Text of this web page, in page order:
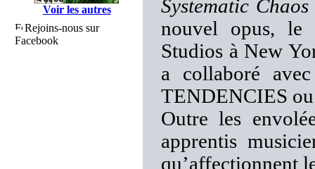
Voir les autres
Rejoins-nous sur
Facebook
Systematic Chaos
nouvel opus, le
Studios à New
a collaboré
TENDENCIES
Outre les
apprentis
qu’affectionnent